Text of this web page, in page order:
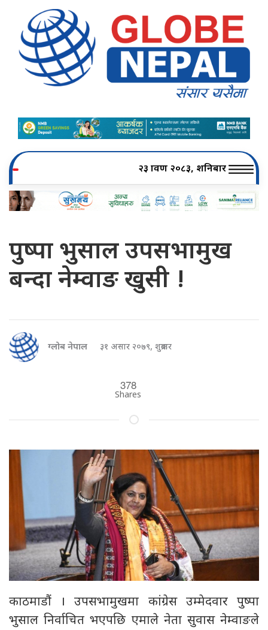
२३ श्रावण २०८३, शनिबार
पुष्पा भुसाल उपसभामुख
बन्दा नेम्वाङ खुसी !
ग्लोब नेपाल ३१ असार २०७९, शुक्रबार
378
Shares
काठमाडौं । उपसभामुखमा कांग्रेस उम्मेदवार पुष्पा
भुसाल निर्वाचित भएपछि एमाले नेता सुवास नेम्वाङले